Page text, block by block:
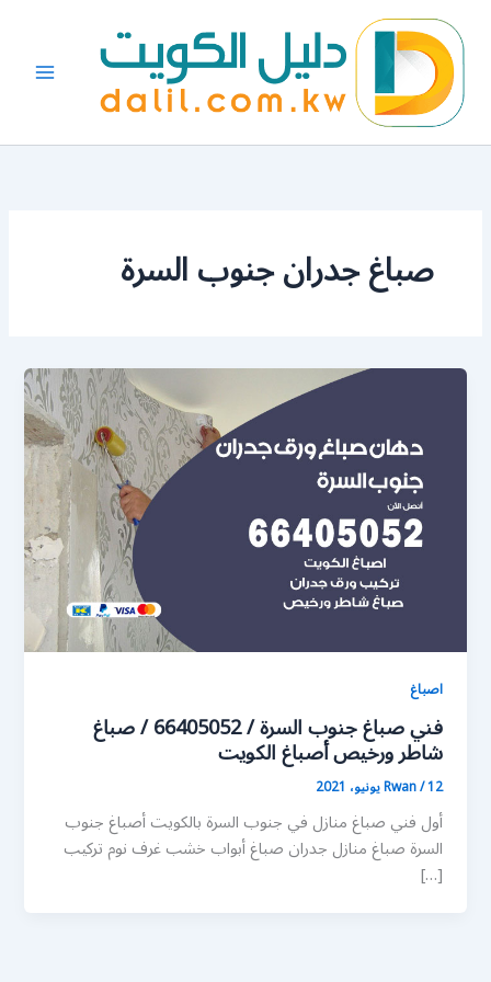
المحتوى
صباغ جدران جنوب السرة
اصباغ
فني صباغ جنوب السرة / 66405052 / صباغ
شاطر ورخيص أصباغ الكويت
Rwan/12 يونيو، 2021
أول فني صباغ منازل في جنوب السرة بالكويت أصباغ جنوب
السرة صباغ منازل جدران صباغ أبواب خشب غرف نوم تركيب
[…]